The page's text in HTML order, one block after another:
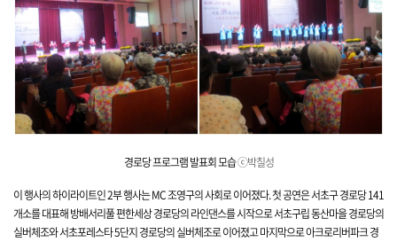
경로당 프로그램발표회 모습ⓒ박칠성
이 행사의 하이라이트인 2부 행사는 MC 조영구의 사회로 이어졌다. 첫 공연은 서초구 경로당 141
개소를 대표해 방배서리풀 편한세상 경로당의 라인댄스를 시작으로 서초구립 동산마을 경로당의
실버체조와 서초포레스타 5단지 경로당의 실버체조로 이어졌고 마지막으로 아크로리버파크 경